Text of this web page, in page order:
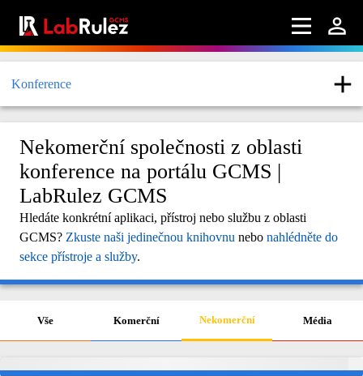
Konference
Nekomerční společnosti z oblasti
konference na portálu GCMS |
LabRulez GCMS
Hledáte konkrétní aplikaci, přístroj nebo službu z oblasti
GCMS? Zkuste naši jedinečnou knihovnu nebo nahlédněte do
sekce přístroje a služby.
Vše Komerční Nekomerční Média